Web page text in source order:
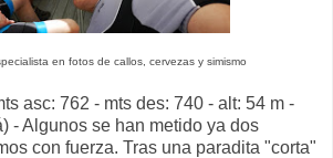
en fotos de callos, cervezas y simismo
asc: 762 - mts des: 740 - alt: 54 m -
- Algunos se han metido ya dos
con fuerza. Tras una paradita "corta"